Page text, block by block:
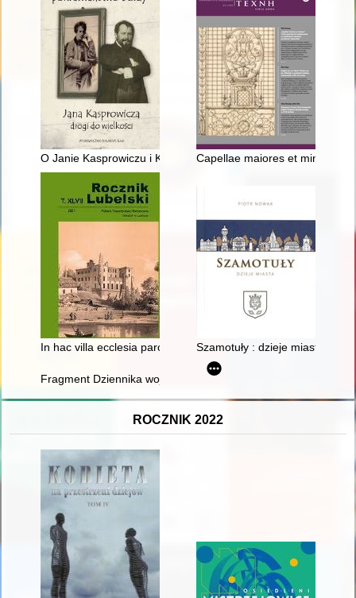
O Janie Kasprowiczu i Kazimierzu Twardowskim : glosa
Capellae maiores et minores" i
In hac villa ecclesia parochialis..." : słów kilka o historii
Szamotuły : dzieje miasta
Fragment Dziennika wojennego mikołowskiej policji ochronnej
ROCZNIK 2022